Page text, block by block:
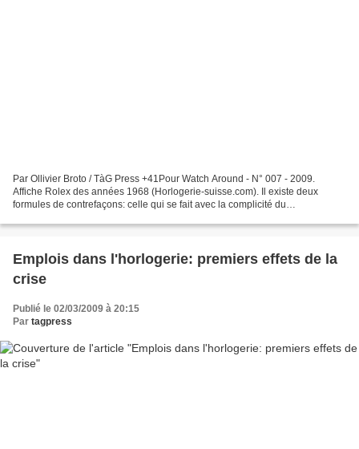
Par Ollivier Broto / TàG Press +41Pour Watch Around - N° 007 - 2009.
Affiche Rolex des années 1968 (Horlogerie-suisse.com). Il existe deux
formules de contrefaçons: celle qui se fait avec la complicité du
Emplois dans l'horlogerie: premiers effets de la
crise
Publié le 02/03/2009 à 20:15
Par tagpress